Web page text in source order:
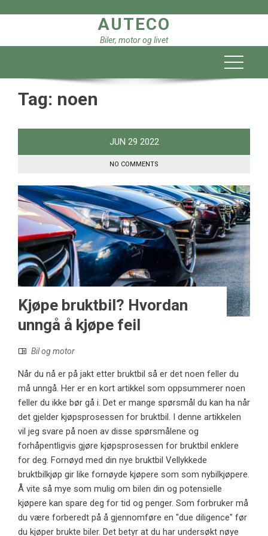
AUTECO
Biler, motor og livet
Tag: noen
JUN 29 2022
NO COMMENTS
Kjøpe bruktbil? Hvordan
unngå å kjøpe feil
Bil og motor
Når du nå er på jakt etter bruktbil så er det noen feller du
må unngå. Her er en kort artikkel som oppsummerer noen
feller du ikke bør gå i. Det er mange spørsmål du kan ha når
det gjelder kjøpsprosessen for bruktbil. I denne artikkelen
vil jeg svare på noen av disse spørsmålene og
forhåpentligvis gjøre kjøpsprosessen for bruktbil enklere
for deg. Fornøyd med din nye bruktbil Vellykkede
bruktbilkjøp gir like fornøyde kjøpere som som nybilkjøpere.
Å vite så mye som mulig om bilen din og potensielle
kjøpere kan spare deg for tid og penger. Som forbruker må
du være forberedt på å gjennomføre en "due diligence" før
du kjøper brukte biler. Det betyr at du har undersøkt nøye